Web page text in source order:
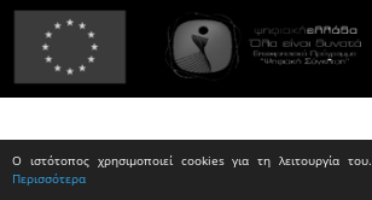
Ο ιστότοπος χρησιμοποιεί cookies για τη λειτουργία του.
Περισσότερα